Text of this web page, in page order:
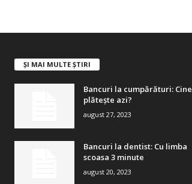
ȘI MAI MULTE ȘTIRI
Bancuri la cumpărături: Cine
plătește azi?
august 27, 2023
Bancuri la dentist: Cu limba
scoasa 3 minute
august 20, 2023